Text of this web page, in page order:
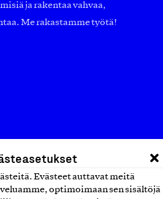
Evästeet auttavat meitä
optimoimaan sen sisältöjä
ja rakentaa vahvaa,
Me rakastamme työtä!